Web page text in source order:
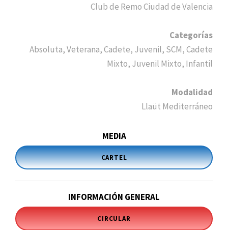
Club de Remo Ciudad de Valencia
Categorías
Absoluta, Veterana, Cadete, Juvenil, SCM, Cadete
Mixto, Juvenil Mixto, Infantil
Modalidad
Llaüt Mediterráneo
MEDIA
CARTEL
INFORMACIÓN GENERAL
CIRCULAR